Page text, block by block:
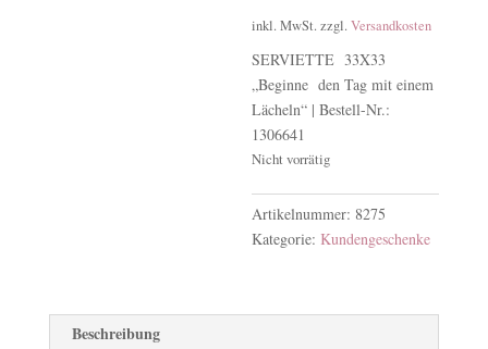
inkl. MwSt. zzgl.Versandkosten
SERVIETTE 33X33
„Beginne den Tag mit einem
Lächeln“ | Bestell-Nr.:
1306641
Nicht vorrätig
Artikelnummer: 8275
Kategorie: Kundengeschenke
Beschreibung